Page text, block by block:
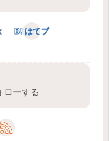
はてブ
ローする